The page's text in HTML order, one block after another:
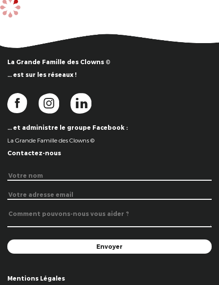
La Grande Famille des Clowns ©
… est sur les réseaux !
… et administre le groupe Facebook :
La Grande Famille des Clowns ©
Contactez-nous
Mentions Légales